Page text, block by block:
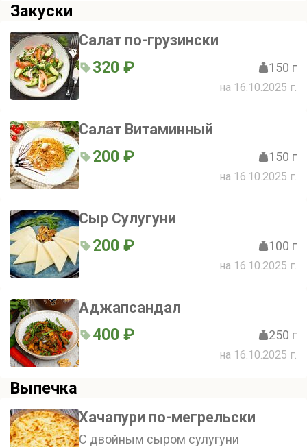
Закуски
Салат по-грузински
320 ₽ 150 г
на 16.10.2025 г.
Салат Витаминный
200 ₽ 150 г
на 16.10.2025 г.
Сыр Сулугуни
200 ₽ 100 г
на 16.10.2025 г.
Аджапсандал
400 ₽ 250 г
на 16.10.2025 г.
Выпечка
Хачапури по-мегрельски
С двойным сыром сулугуни